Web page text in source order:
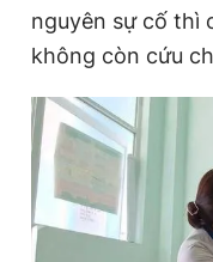
nguyên sự cố thì
không còn cứu